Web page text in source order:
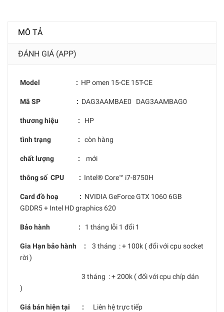
MÔ TẢ
ĐÁNH GIÁ (APP)
Model : HP omen 15-CE 15T-CE
Mã SP : DAG3AAMBAE0 DAG3AAMBAG0
thương hiệu : HP
tình trạng : còn hàng
chất lượng : mới
thông số CPU : Intel® Core™ i7-8750H
Card đồ hoạ : NVIDIA GeForce GTX 1060 6GB
GDDR5 + Intel HD graphics 620
Bảo hành : 1 tháng lỗi 1 đổi 1
Gia Hạn bảo hành : 3 tháng : + 100k ( đổi với cpu socket
rời )
3 tháng : + 200k ( đối với cpu chíp dán
)
Giá bán hiện tại : Liên hệ trực tiếp